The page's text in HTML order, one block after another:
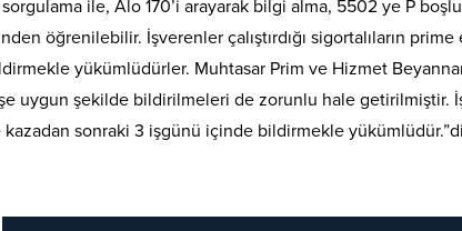
ile, Alo 170’i arayarak bilgi alma, 5502 ye P
öğrenilebilir. İşverenler çalıştırdığı sigortalıların prime
yükümlüdürler. Muhtasar Prim ve Hizmet
uygun şekilde bildirilmeleri de zorunlu hale getirilmiştir.
kazadan sonraki 3 işgünü içinde bildirmekle